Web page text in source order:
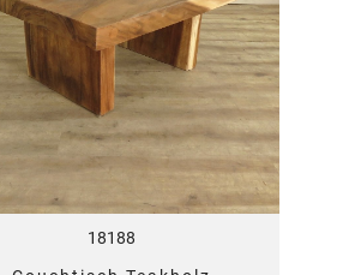
18188